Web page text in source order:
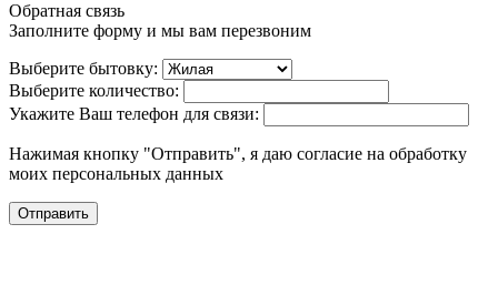
Обратная связь
Заполните форму и мы вам перезвоним
Выберите бытовку:
Выберите количество:
Укажите Ваш телефон для связи:
Нажимая кнопку "Отправить", я даю согласие на обработку
моих персональных данных
Отправить